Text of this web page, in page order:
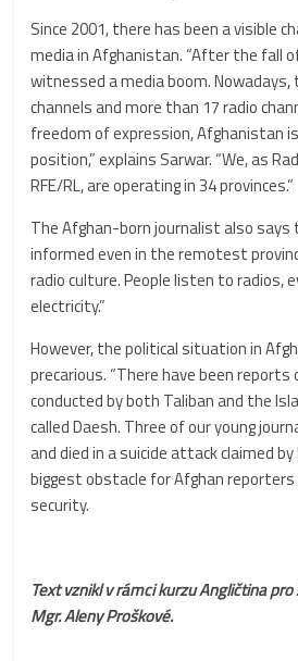
Since 2001, there has been a visible
media in Afghanistan. “After the fall
witnessed a media boom. Nowadays,
channels and more than 17 radio
freedom of expression, Afghanistan
position,” explains Sarwar. “We, as
RFE/RL, are operating in 34 provinces.”
The Afghan-born journalist also
informed even in the remotest
radio culture. People listen to radios,
electricity.”
However, the political situation in
precarious. “There have been
conducted by both Taliban and the
called Daesh. Three of our young
and died in a suicide attack claimed
biggest obstacle for Afghan
security.
Text vznikl v rámci kurzu Angličtina
Mgr. Aleny Proškové.